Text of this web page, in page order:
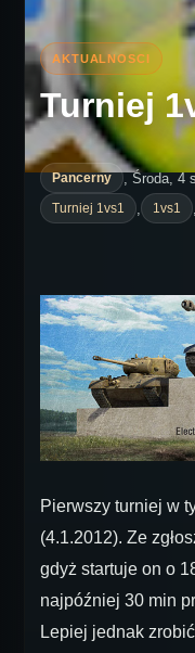
Turniej
Pancerny , Środa, 4
Turniej 1vs1
1vs1
Pierwszy turniej w
(4.1.2012). Ze
gdyż startuje on o
najpóźniej 30 min
Lepiej jednak